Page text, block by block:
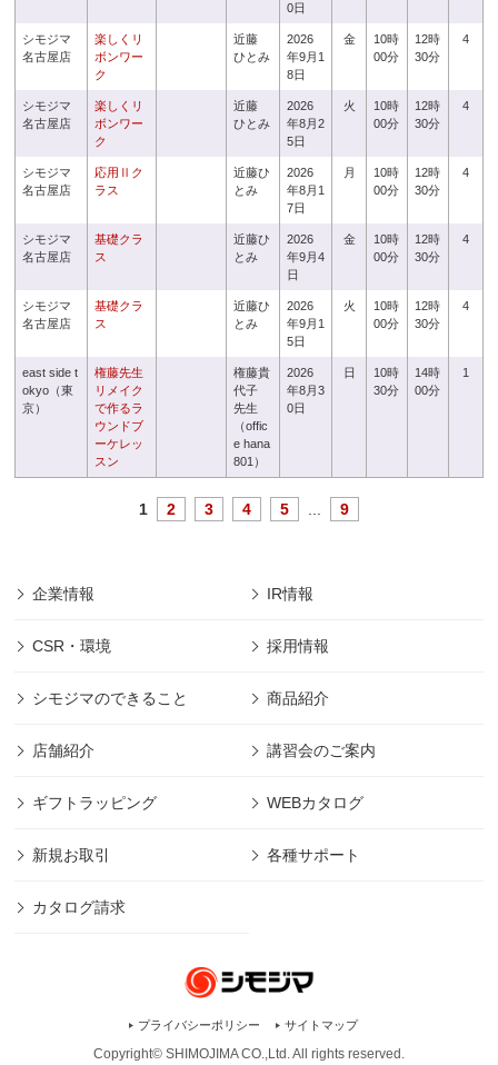
0日
シモジマ
名古屋店
楽しくリ
ボンワー
ク
近藤
ひとみ
2026
年9月1
8日
金
10時
00分
12時
30分
4
シモジマ
名古屋店
楽しくリ
ボンワー
ク
近藤
ひとみ
2026
年8月2
5日
火
10時
00分
12時
30分
4
シモジマ
名古屋店
応用Ⅱク
ラス
近藤ひ
とみ
2026
年8月1
7日
月
10時
00分
12時
30分
4
シモジマ
名古屋店
基礎クラ
ス
近藤ひ
とみ
2026
年9月4
日
金
10時
00分
12時
30分
4
シモジマ
名古屋店
基礎クラ
ス
近藤ひ
とみ
2026
年9月1
5日
火
10時
00分
12時
30分
4
east side t
okyo（東
京）
権藤先生
リメイク
で作るラ
ウンドブ
ーケレッ
スン
権藤貴
代子
先生
（offic
e hana
801）
2026
年8月3
0日
日
10時
30分
14時
00分
1
1 2 3 4 5 9
企業情報 IR情報
CSR・環境 採用情報
シモジマのできること 商品紹介
店舗紹介 講習会のご案内
ギフトラッピング WEBカタログ
新規お取引 各種サポート
カタログ請求
プライバシーポリシー サイトマップ
Copyright© SHIMOJIMA CO.,Ltd. All rights reserved.